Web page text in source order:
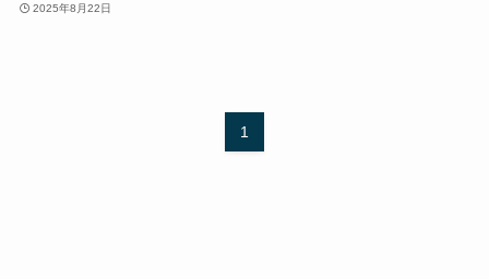
2025年8月22日
1